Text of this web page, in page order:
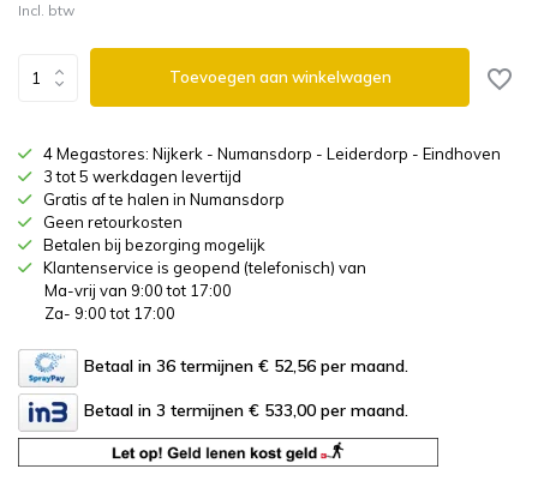
Incl. btw
Toevoegen aan winkelwagen
4 Megastores: Nijkerk - Numansdorp - Leiderdorp - Eindhoven
3 tot 5 werkdagen levertijd
Gratis af te halen in Numansdorp
Geen retourkosten
Betalen bij bezorging mogelijk
Klantenservice is geopend (telefonisch) van
Ma-vrij van 9:00 tot 17:00
Za- 9:00 tot 17:00
Betaal in 36 termijnen € 52,56 per maand.
Betaal in 3 termijnen € 533,00 per maand.